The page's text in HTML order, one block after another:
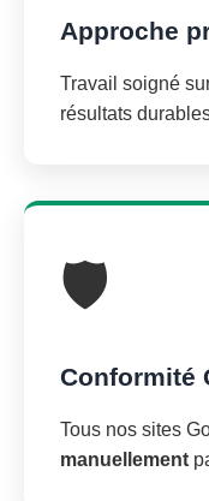
Approche
Travail soigné
résultats
🛡️
Conformité
Tous nos sites
manuellement